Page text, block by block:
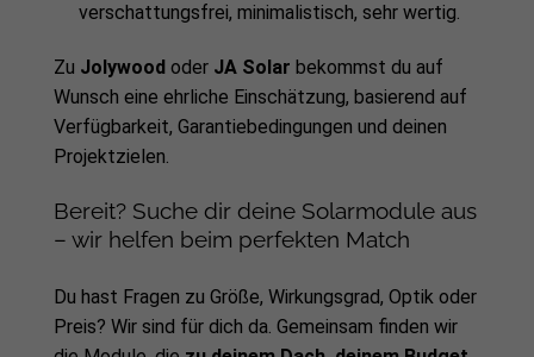
verschattungsfrei, minimalistisch, sehr wertig.
Zu Jolywood oder JA Solar bekommst du auf
Wunsch eine ehrliche Einschätzung, basierend auf
Verfügbarkeit, Garantiebedingungen und deinen
Projektzielen.
Bereit? Suche dir deine Solarmodule aus
– wir helfen beim perfekten Match
Du hast Fragen zu Größe, Wirkungsgrad, Optik oder
Preis? Wir sind für dich da. Gemeinsam finden wir